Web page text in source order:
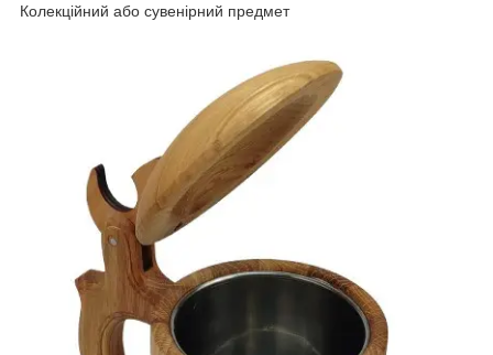
Колекційний або сувенірний предмет